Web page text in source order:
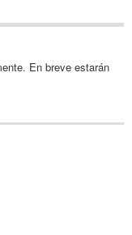
En breve estarán